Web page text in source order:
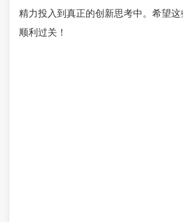
精力投入到真正的创新思考中。希望
顺利过关！